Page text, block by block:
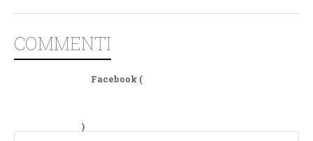
COMMENTI
Facebook (
)